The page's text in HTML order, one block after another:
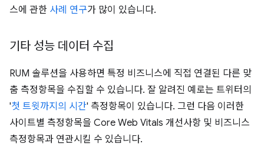
스에 관한 사례 연구가 많이 있습니다.
기타 성능 데이터 수집
RUM 솔루션을 사용하면 특정 비즈니스에 직접 연결된 다른 맞
춤 측정항목을 수집할 수 있습니다. 잘 알려진 예로는 트위터의
'첫 트윗까지의 시간' 측정항목이 있습니다. 그런 다음 이러한
사이트별 측정항목을 Core Web Vitals 개선사항 및 비즈니스
측정항목과 연관시킬 수 있습니다.